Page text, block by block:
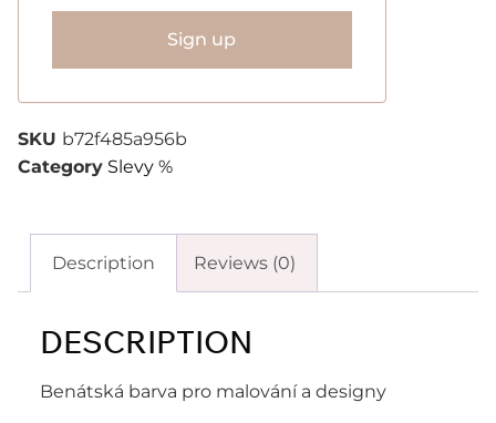
Sign up
SKU b72f485a956b
Category Slevy %
Description Reviews (0)
DESCRIPTION
Benátská barva pro malování a designy